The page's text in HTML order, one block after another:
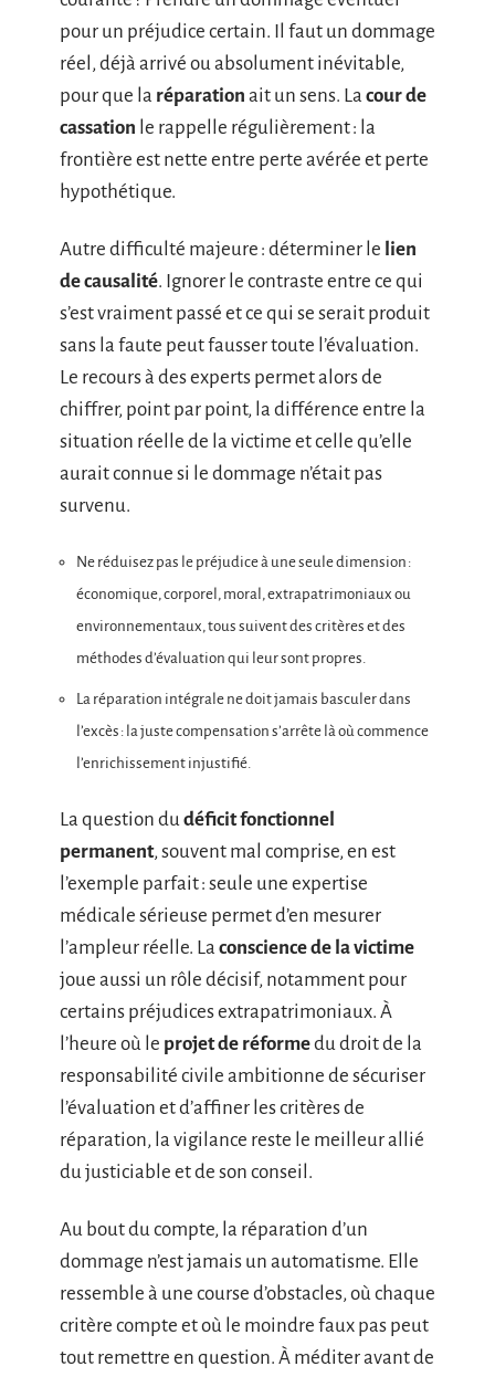
pour un préjudice certain. Il faut un dommage
réel, déjà arrivé ou absolument inévitable,
pour que la réparation ait un sens. La cour de
cassation le rappelle régulièrement : la
frontière est nette entre perte avérée et perte
hypothétique.
Autre difficulté majeure : déterminer le lien
de causalité. Ignorer le contraste entre ce qui
s’est vraiment passé et ce qui se serait produit
sans la faute peut fausser toute l’évaluation.
Le recours à des experts permet alors de
chiffrer, point par point, la différence entre la
situation réelle de la victime et celle qu’elle
aurait connue si le dommage n’était pas
survenu.
Ne réduisez pas le préjudice à une seule dimension :
économique, corporel, moral, extrapatrimoniaux ou
environnementaux, tous suivent des critères et des
méthodes d’évaluation qui leur sont propres.
La réparation intégrale ne doit jamais basculer dans
l’excès : la juste compensation s’arrête là où commence
l’enrichissement injustifié.
La question dudéficit fonctionnel
permanent, souvent mal comprise, en est
l’exemple parfait : seule une expertise
médicale sérieuse permet d’en mesurer
l’ampleur réelle. La conscience de la victime
joue aussi un rôle décisif, notamment pour
certains préjudices extrapatrimoniaux. À
l’heure où le projet de réformedu droit de la
responsabilité civile ambitionne de sécuriser
l’évaluation et d’affiner les critères de
réparation, la vigilance reste le meilleur allié
du justiciable et de son conseil.
Au bout du compte, la réparation d’un
dommage n’est jamais un automatisme. Elle
ressemble à une course d’obstacles, où chaque
critère compte et où le moindre faux pas peut
tout remettre en question. À méditer avant de